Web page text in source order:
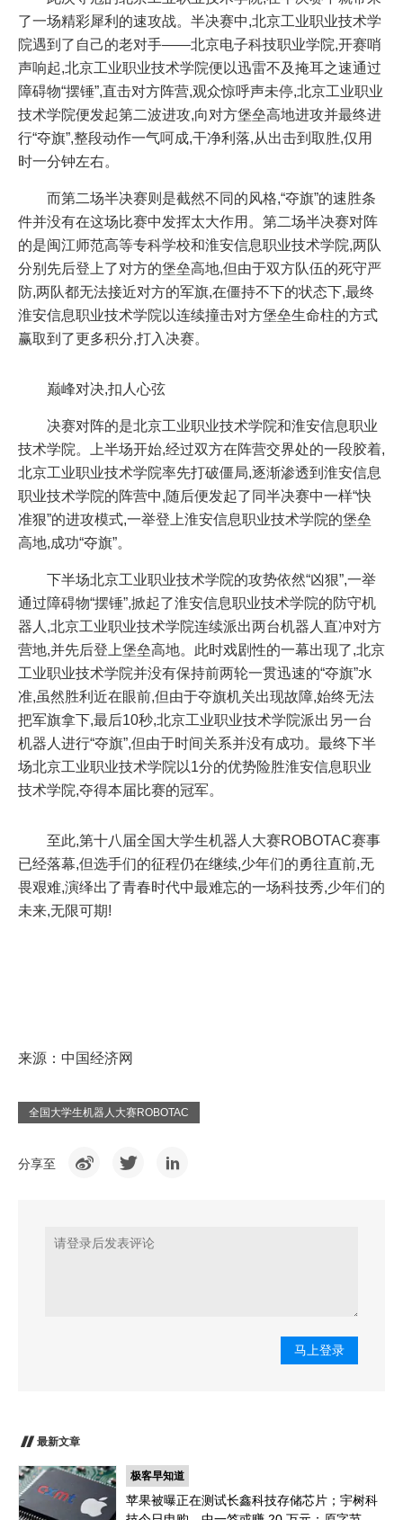
了一场精彩犀利的速攻战。半决赛中,北京工业职业技术学
院遇到了自己的老对手——北京电子科技职业学院,开赛哨
声响起,北京工业职业技术学院便以迅雷不及掩耳之速通过
障碍物“摆锤”,直击对方阵营,观众惊呼声未停,北京工业职业
技术学院便发起第二波进攻,向对方堡垒高地进攻并最终进
行“夺旗”,整段动作一气呵成,干净利落,从出击到取胜,仅用
时一分钟左右。
而第二场半决赛则是截然不同的风格,“夺旗”的速胜条
件并没有在这场比赛中发挥太大作用。第二场半决赛对阵
的是闽江师范高等专科学校和淮安信息职业技术学院,两队
分别先后登上了对方的堡垒高地,但由于双方队伍的死守严
防,两队都无法接近对方的军旗,在僵持不下的状态下,最终
淮安信息职业技术学院以连续撞击对方堡垒生命柱的方式
赢取到了更多积分,打入决赛。
巅峰对决,扣人心弦
决赛对阵的是北京工业职业技术学院和淮安信息职业
技术学院。上半场开始,经过双方在阵营交界处的一段胶着,
北京工业职业技术学院率先打破僵局,逐渐渗透到淮安信息
职业技术学院的阵营中,随后便发起了同半决赛中一样“快
准狠”的进攻模式,一举登上淮安信息职业技术学院的堡垒
高地,成功“夺旗”。
下半场北京工业职业技术学院的攻势依然“凶狠”,一举
通过障碍物“摆锤”,掀起了淮安信息职业技术学院的防守机
器人,北京工业职业技术学院连续派出两台机器人直冲对方
营地,并先后登上堡垒高地。此时戏剧性的一幕出现了,北京
工业职业技术学院并没有保持前两轮一贯迅速的“夺旗”水
准,虽然胜利近在眼前,但由于夺旗机关出现故障,始终无法
把军旗拿下,最后10秒,北京工业职业技术学院派出另一台
机器人进行“夺旗”,但由于时间关系并没有成功。最终下半
场北京工业职业技术学院以1分的优势险胜淮安信息职业
技术学院,夺得本届比赛的冠军。
至此,第十八届全国大学生机器人大赛ROBOTAC赛事
已经落幕,但选手们的征程仍在继续,少年们的勇往直前,无
畏艰难,演绎出了青春时代中最难忘的一场科技秀,少年们的
未来,无限可期!
来源：中国经济网
全国大学生机器人大赛ROBOTAC
分享至
马上登录
最新文章
极客早知道
苹果被曝正在测试长鑫科技存储芯片；宇树科